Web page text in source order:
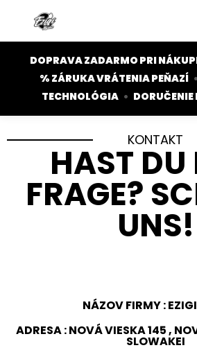
DOPRAVA ZADARMO PRI
% ZÁRUKA VRÁTENIA PEŇAZÍ •
TECHNOLÓGIA • DORUČENIE
KONTAKT
HAST DU
FRAGE?
UNS!
NÁZOV FIRMY :
ADRESA : NOVÁ VIESKA 145 ,
SLOWAKEI